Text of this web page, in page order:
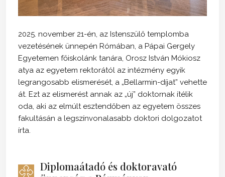
2025. november 21-én, az Istenszülő templomba
vezetésének ünnepén Rómában, a Pápai Gergely
Egyetemen főiskolánk tanára, Orosz István Mókiosz
atya az egyetem rektorától az intézmény egyik
legrangosabb elismerését, a „Bellarmin-díjat” vehette
át. Ezt az elismerést annak az „új” doktornak ítélik
oda, aki az elmúlt esztendőben az egyetem összes
fakultásán a legszínvonalasabb doktori dolgozatot
írta.
Diplomaátadó és doktoravató